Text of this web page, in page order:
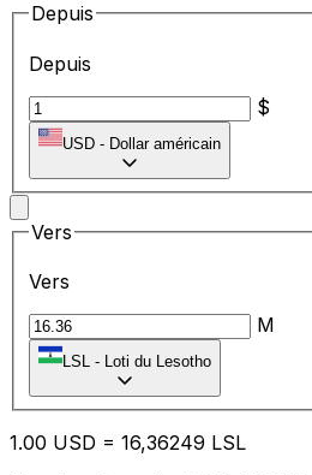
Depuis
Depuis
$
USD - Dollar américain
Vers
Vers
M
LSL - Loti du Lesotho
1.00 USD = 16,36249 LSL